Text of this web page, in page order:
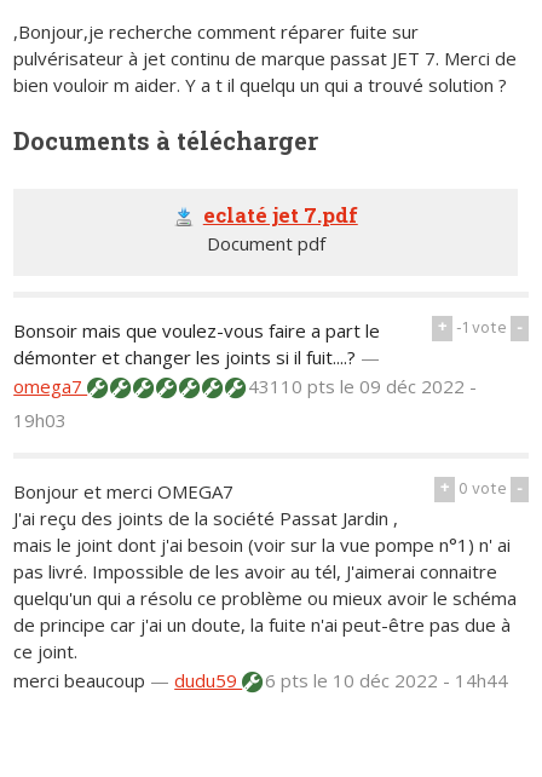
,Bonjour,je recherche comment réparer fuite sur
pulvérisateur à jet continu de marque passat JET 7. Merci de
bien vouloir m aider. Y a t il quelqu un qui a trouvé solution ?
Documents à télécharger
eclaté jet 7.pdf
Document pdf
+ -1vote -
Bonsoir mais que voulez-vous faire a part le
démonter et changer les joints si il fuit....? —
omega7
43110 ptsle 09 déc 2022 -
19h03
+ 0vote -
Bonjour et merci OMEGA7
J'ai reçu des joints de la société Passat Jardin ,
mais le joint dont j'ai besoin (voir sur la vue pompe n°1) n' ai
pas livré. Impossible de les avoir au tél, J'aimerai connaitre
quelqu'un qui a résolu ce problème ou mieux avoir le schéma
de principe car j'ai un doute, la fuite n'ai peut-être pas due à
ce joint.
merci beaucoup —dudu59 6 ptsle 10 déc 2022 - 14h44